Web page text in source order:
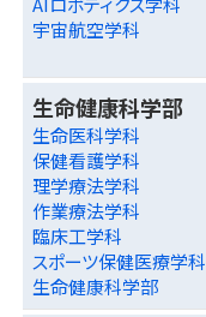
宇宙航空学科
生命健康科学部
生命医科学科
保健看護学科
理学療法学科
作業療法学科
臨床工学科
スポーツ保健医療学科
生命健康科学部